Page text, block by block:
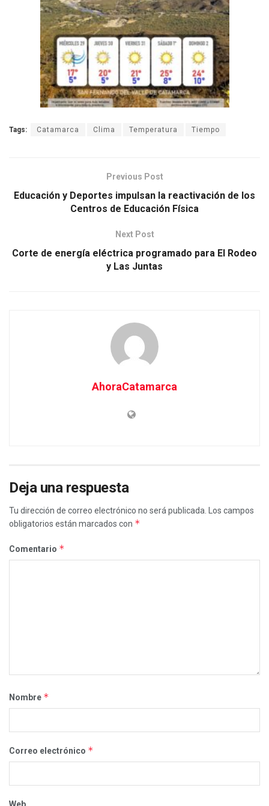
Tags: Catamarca Clima Temperatura Tiempo
Previous Post
Educación y Deportes impulsan la reactivación de los
Centros de Educación Física
Next Post
Corte de energía eléctrica programado para El Rodeo
y Las Juntas
AhoraCatamarca
Deja una respuesta
Tu dirección de correo electrónico no será publicada. Los campos
obligatorios están marcados con *
Comentario *
Nombre *
Correo electrónico *